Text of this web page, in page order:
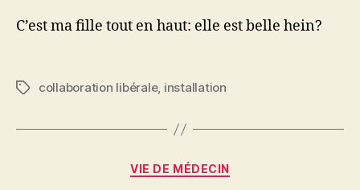
C’est ma fille tout en haut: elle est belle hein?
Étiquettes
collaboration libérale, installation
Catégories
VIE DE MÉDECIN